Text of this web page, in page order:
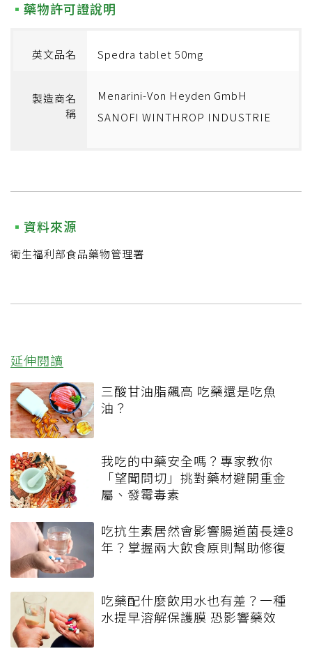
藥物許可證說明
英文品名 Spedra tablet 50mg
製造商名
稱
Menarini-Von Heyden GmbH
SANOFI WINTHROP INDUSTRIE
資料來源
衛生福利部食品藥物管理署
延伸閱讀
三酸甘油脂飆高 吃藥還是吃魚
油？
我吃的中藥安全嗎？專家教你
「望聞問切」挑對藥材避開重金
屬、發霉毒素
吃抗生素居然會影響腸道菌長達8
年？掌握兩大飲食原則幫助修復
吃藥配什麼飲用水也有差？一種
水提早溶解保護膜 恐影響藥效